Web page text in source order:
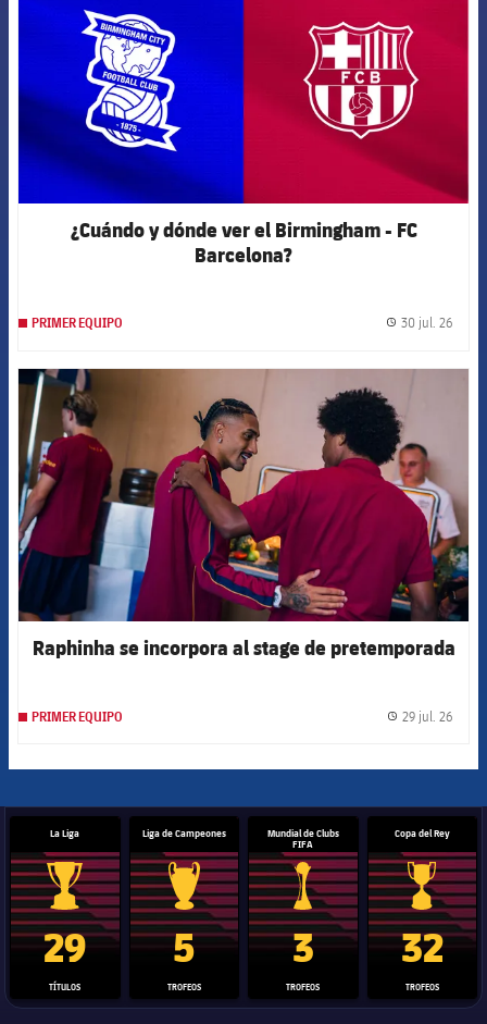
¿Cuándo y dónde ver el Birmingham - FC
Barcelona?
PRIMER EQUIPO 30 jul. 26
Raphinha se incorpora al stage de pretemporada
PRIMER EQUIPO 29 jul. 26
La Liga
Trofeo de La Liga
29
TÍTULOS
Liga de Campeones
Trofeo de la Liga de Campeones
5
TROFEOS
Mundial de Clubs
FIFA
Trofeo del Mundial de
3
TROFEOS
Copa del Rey
Copa del
32
TROFEOS